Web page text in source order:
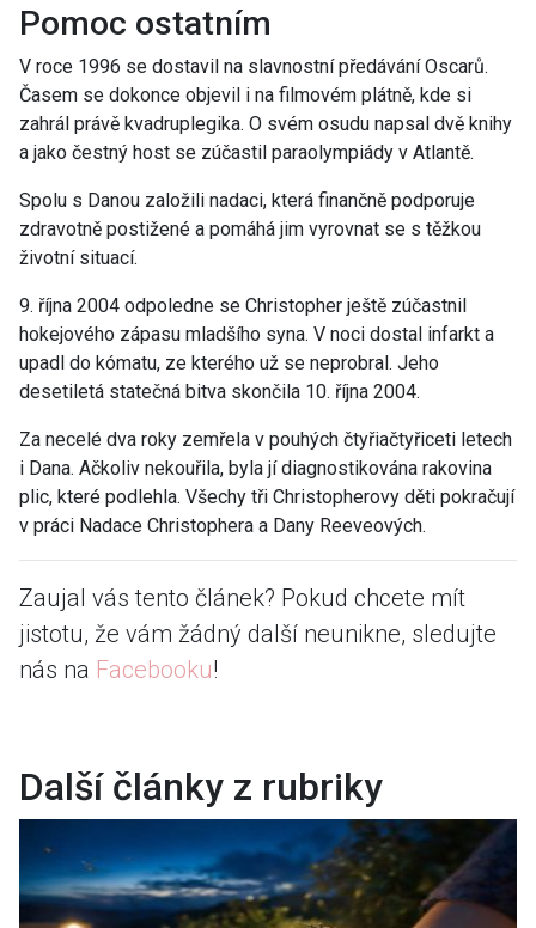
Pomoc ostatním
V roce 1996 se dostavil na slavnostní předávání Oscarů.
Časem se dokonce objevil i na filmovém plátně, kde si
zahrál právě kvadruplegika. O svém osudu napsal dvě knihy
a jako čestný host se zúčastil paraolympiády v Atlantě.
Spolu s Danou založili nadaci, která finančně podporuje
zdravotně postižené a pomáhá jim vyrovnat se s těžkou
životní situací.
9. října 2004 odpoledne se Christopher ještě zúčastnil
hokejového zápasu mladšího syna. V noci dostal infarkt a
upadl do kómatu, ze kterého už se neprobral. Jeho
desetiletá statečná bitva skončila 10. října 2004.
Za necelé dva roky zemřela v pouhých čtyřiačtyřiceti letech
i Dana. Ačkoliv nekouřila, byla jí diagnostikována rakovina
plic, které podlehla. Všechy tři Christopherovy děti pokračují
v práci Nadace Christophera a Dany Reeveových.
Zaujal vás tento článek? Pokud chcete mít
jistotu, že vám žádný další neunikne, sledujte
nás na Facebooku!
Další články z rubriky